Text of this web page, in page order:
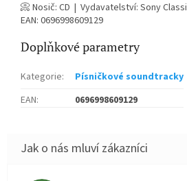
📀 Nosič: CD | Vydavatelství: Sony
EAN: 0696998609129
Doplňkové parametry
Kategorie:
Písničkové soundtracky
EAN: 0696998609129